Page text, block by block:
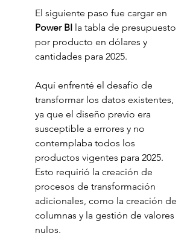
El siguiente paso fue cargar en
Power BI la tabla de presupuesto
por producto en dólares y
cantidades para 2025.
Aquí enfrenté el desafío de
transformar los datos existentes,
ya que el diseño previo era
susceptible a errores y no
contemplaba todos los
productos vigentes para 2025.
Esto requirió la creación de
procesos de transformación
adicionales, como la creación de
columnas y la gestión de valores
nulos.